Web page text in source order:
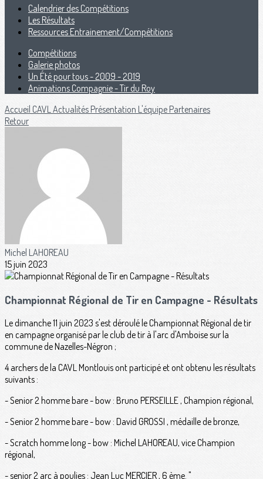
Calendrier des Compétitions
Les Résultats
Ressources Entrainement/Compétitions
Compétitions
Galerie photos
Un Été pour tous - 2009 - 2019
Animations Compagnie - Tir du Roy
Accueil CAVLActualités Présentation L'équipePartenaires
Retour
Michel LAHOREAU
15 juin 2023
Championnat Régional de Tir en Campagne - Résultats
Le dimanche 11 juin 2023 s'est déroulé le Championnat Régional de tir
en campagne organisé par le club de tir à l'arc d'Amboise sur la
commune de Nazelles-Négron ;
4 archers de la CAVL Montlouis ont participé et ont obtenu les résultats
suivants :
- Senior 2 homme bare - bow : Bruno PERSEILLE , Champion régional,
- Senior 2 homme bare - bow : David GROSSI , médaille de bronze,
- Scratch homme long - bow : Michel LAHOREAU, vice Champion
régional,
- senior 2 arc à poulies : Jean Luc MERCIER , 6 ème. "